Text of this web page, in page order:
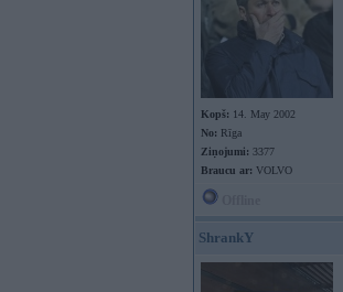
Kopš: 14. May 2002
No: Rīga
Ziņojumi: 3377
Braucu ar: VOLVO
ShrankY